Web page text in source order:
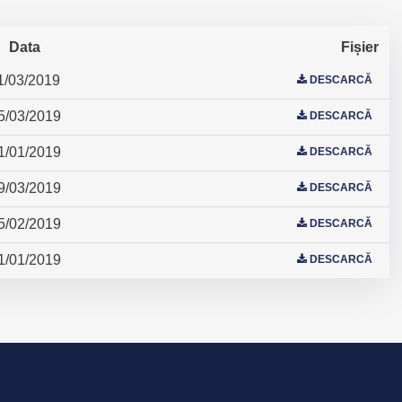
Data Fișier
03/2019 DESCARCĂ
03/2019 DESCARCĂ
01/2019 DESCARCĂ
03/2019 DESCARCĂ
02/2019 DESCARCĂ
01/2019 DESCARCĂ